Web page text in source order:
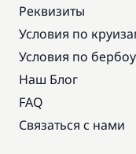
Реквизиты
Условия по
Условия по
Наш Блог
FAQ
Связаться с нами